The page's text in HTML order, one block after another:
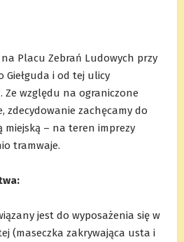
Placu Zebrań Ludowych przy
Giełguda i od tej ulicy
Ze względu na ograniczone
zdecydowanie zachęcamy do
miejską – na teren imprezy
tramwaje.
jest do wyposażenia się w
(maseczka zakrywająca usta i